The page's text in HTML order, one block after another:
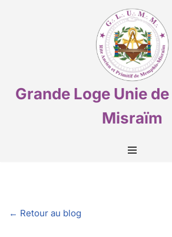
Grande Loge Unie
Misraïm
← Retour au blog